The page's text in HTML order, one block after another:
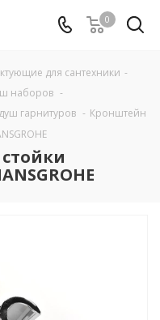
0
для сантехники -
наборов -
гарнитуров - Кронштейн